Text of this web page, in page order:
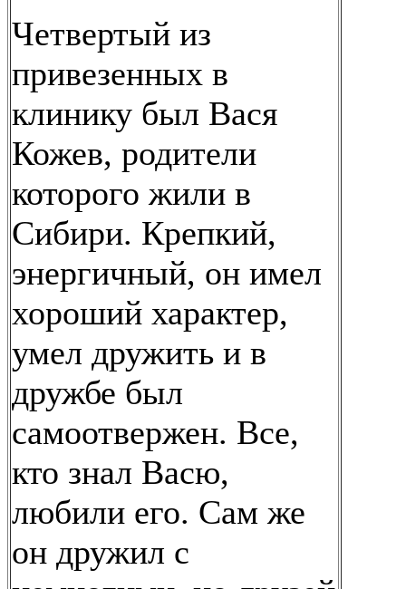
Четвертый из
привезенных в
клинику был Вася
Кожев, родители
которого жили в
Сибири. Крепкий,
энергичный, он имел
хороший характер,
умел дружить и в
дружбе был
самоотвержен. Все,
кто знал Васю,
любили его. Сам же
он дружил с